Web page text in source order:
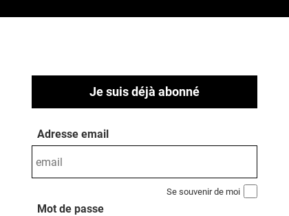
Je suis déjà abonné
Adresse email
Se souvenir de moi
Mot de passe